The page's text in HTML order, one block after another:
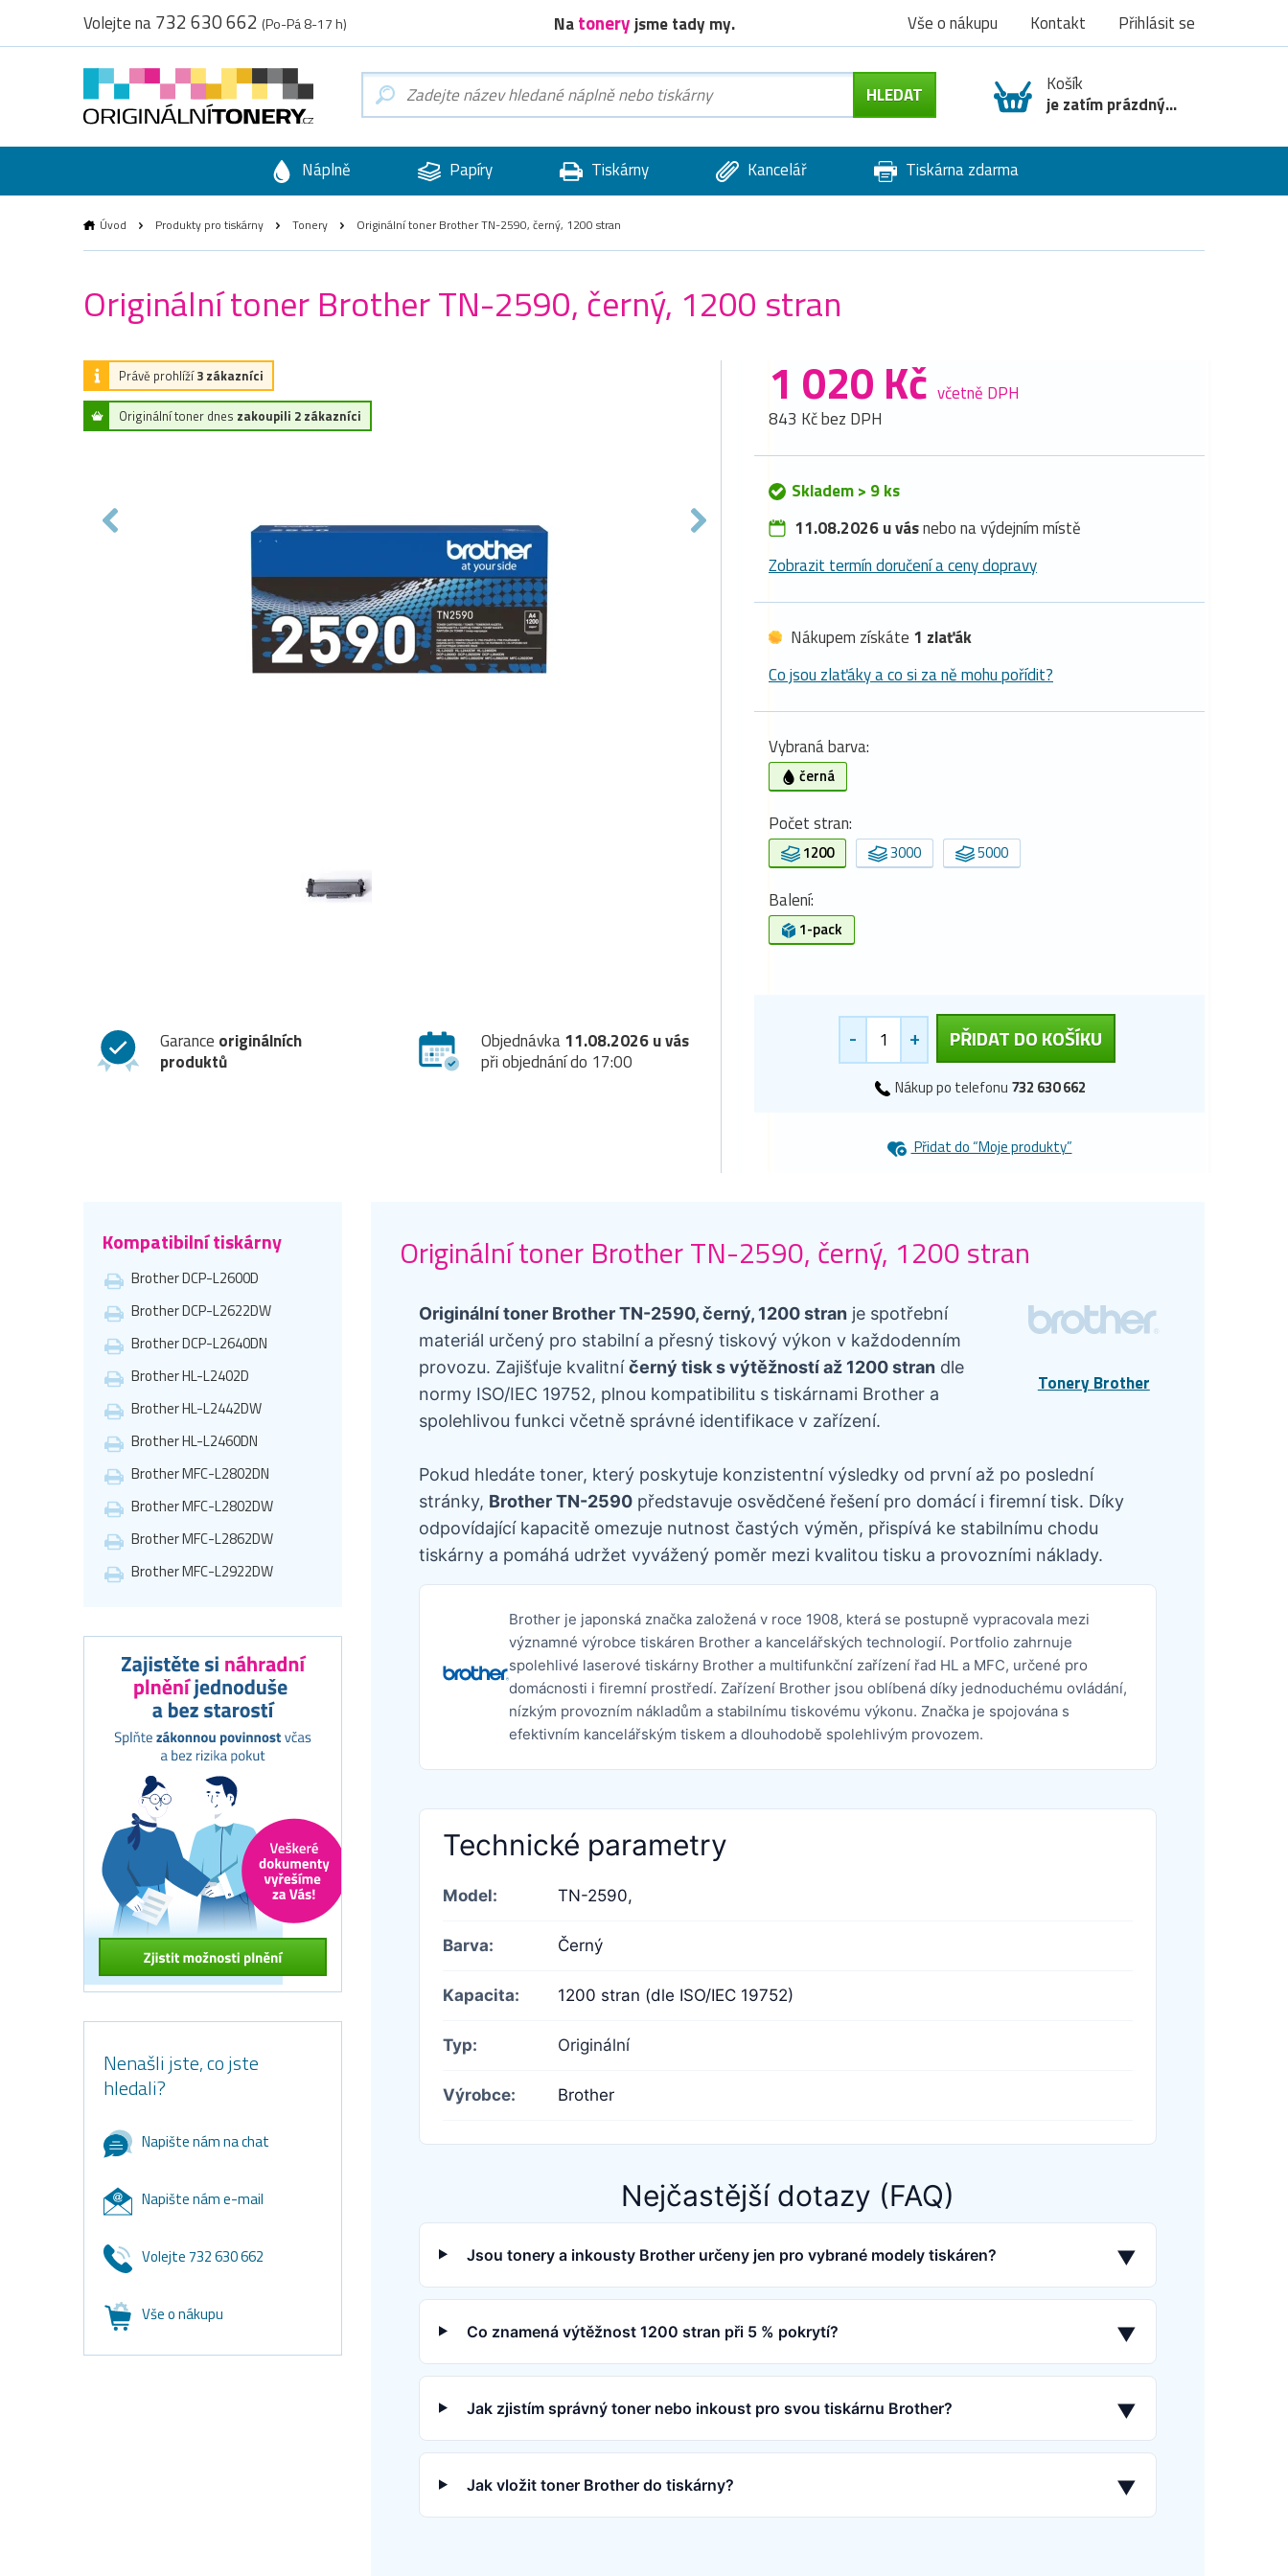
Volejte na732 630 662 (Po-Pá 8-17 h) Natoneryjsme tady my. Vše o nákupu Kontakt Přihlásit se
Košík
je zatím prázdný...
Náplně Papíry Tiskárny Kancelář Tiskárna zdarma
Úvod Produkty pro tiskárny Tonery Originální toner Brother TN-2590, černý, 1200 stran
Originální toner Brother TN-2590, černý, 1200 stran
Právě prohlíží3 zákazníci
Originální toner dnes zakoupili 2 zákazníci
Garance originálních
produktů
Objednávka11.08.2026 u vás
při objednání do 17:00
1 020 Kč včetně DPH
843 Kč bez DPH
Skladem > 9 ks
11.08.2026 u vásnebo na výdejním místě
Zobrazit termín doručení a ceny dopravy
Nákupem získáte 1 zlaťák
Co jsou zlaťáky a co si za ně mohu pořídit?
Vybraná barva:
černá
Počet stran:
1200 3000 5000
Balení:
1-pack
- + PŘIDAT DO KOŠÍKU
Nákup po telefonu 732 630 662
Přidat do “Moje produkty”
Kompatibilní tiskárny
Brother DCP-L2600D
Brother DCP-L2622DW
Brother DCP-L2640DN
Brother HL-L2402D
Brother HL-L2442DW
Brother HL-L2460DN
Brother MFC-L2802DN
Brother MFC-L2802DW
Brother MFC-L2862DW
Brother MFC-L2922DW
Nenašli jste, co jste
hledali?
Napište nám na chat
Napište nám e-mail
Volejte 732 630 662
Vše o nákupu
Originální toner Brother TN-2590, černý, 1200 stran
Tonery Brother
Originální toner Brother TN-2590, černý, 1200 stran je spotřební
materiál určený pro stabilní a přesný tiskový výkon v každodenním
provozu. Zajišťuje kvalitníčerný tisk s výtěžností až 1200 stran dle
normy ISO/IEC 19752, plnou kompatibilitu s tiskárnami Brother a
spolehlivou funkci včetně správné identifikace v zařízení.
Pokud hledáte toner, který poskytuje konzistentní výsledky od první až po poslední
stránky, Brother TN-2590 představuje osvědčené řešení pro domácí i firemní tisk. Díky
odpovídající kapacitě omezuje nutnost častých výměn, přispívá ke stabilnímu chodu
tiskárny a pomáhá udržet vyvážený poměr mezi kvalitou tisku a provozními náklady.
Brother je japonská značka založená v roce 1908, která se postupně vypracovala mezi
významné výrobce tiskáren Brother a kancelářských technologií. Portfolio zahrnuje
spolehlivé laserové tiskárny Brother a multifunkční zařízení řad HL a MFC, určené pro
domácnosti i firemní prostředí. Zařízení Brother jsou oblíbená díky jednoduchému ovládání,
nízkým provozním nákladům a stabilnímu tiskovému výkonu. Značka je spojována s
efektivním kancelářským tiskem a dlouhodobě spolehlivým provozem.
Technické parametry
Model: TN-2590,
Barva: Černý
Kapacita: 1200 stran (dle ISO/IEC 19752)
Typ: Originální
Výrobce: Brother
Nejčastější dotazy (FAQ)
Jsou tonery a inkousty Brother určeny jen pro vybrané modely tiskáren? ▼
Co znamená výtěžnost 1200 stran při 5 % pokrytí? ▼
Jak zjistím správný toner nebo inkoust pro svou tiskárnu Brother? ▼
Jak vložit toner Brother do tiskárny? ▼